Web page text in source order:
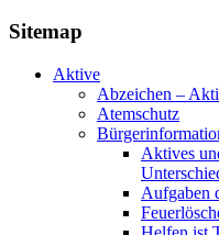
Sitemap
Aktive
Abzeichen –
Atemschutz
Aktives
Aufgaben